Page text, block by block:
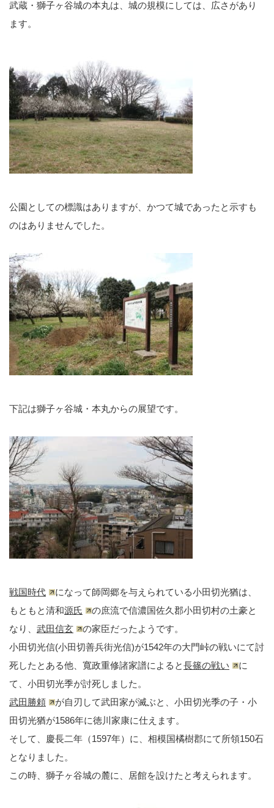
武蔵・獅子ヶ谷城の本丸は、城の規模にしては、広さがあり
ます。
公園としての標識はありますが、かつて城であったと示すも
のはありませんでした。
下記は獅子ヶ谷城・本丸からの展望です。
戦国時代
になって師岡郷を与えられている小田切光猶は、
もともと清和源氏
の庶流で信濃国佐久郡小田切村の土豪と
なり、 武田信玄
の家臣だったようです。
小田切光信(小田切善兵街光信)が1542年の大門峠の戦いにて討
死したとある他、寬政重修諸家譜によると長篠の戦い
に
て、小田切光季が討死しました。
武田勝頼
が自刃して武田家が滅ぶと、小田切光季の子・小
田切光猶が1586年に徳川家康に仕えます。
そして、慶長二年（1597年）に、相模国橘樹郡にて所領150石
となりました。
この時、獅子ヶ谷城の麓に、居館を設けたと考えられます。